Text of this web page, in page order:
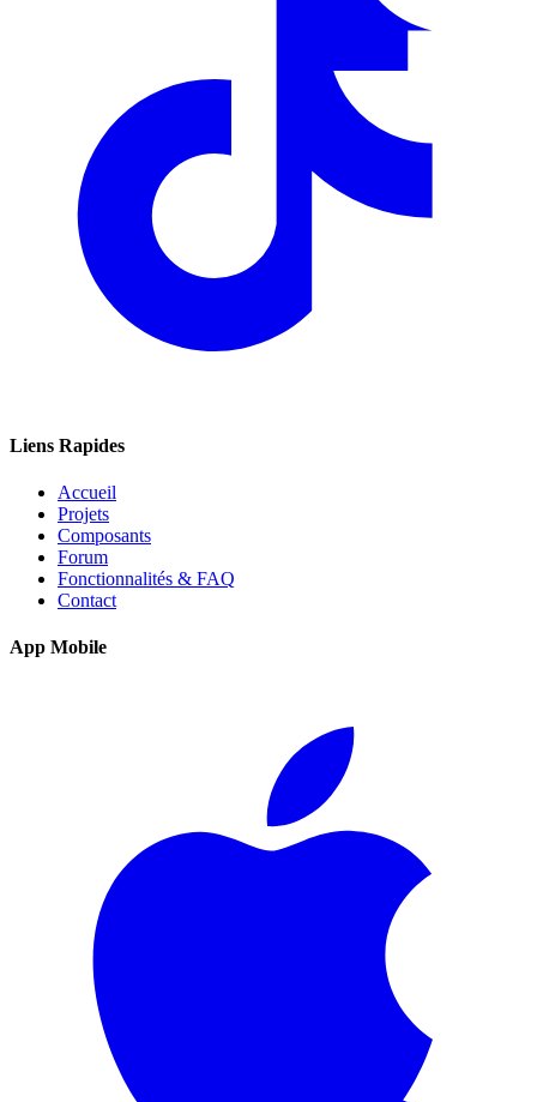
Liens Rapides
Accueil
Projets
Composants
Forum
Fonctionnalités & FAQ
Contact
App Mobile